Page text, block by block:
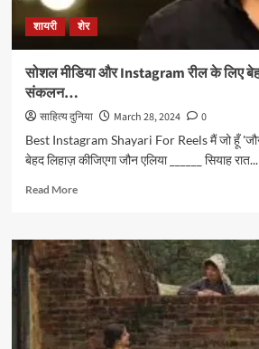
शायरी शेर
सोशल मीडिया और Instagram रील के लिए
संकलन…
साहित्य दुनिया March 28, 2024
0
Best Instagram Shayari For Reels मैं जो हूँ
बेहद लिहाज़ कीजिएगा जौन एलिया ______ सियाह रात...
Read MoreRead
सोशल
मीडिया
और
Instagram
रील
के
लिए